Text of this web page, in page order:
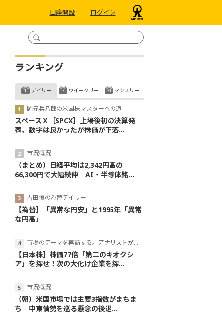
口座開設 ログイン
ランキング
デイリー
岡元兵八郎の米国株マスターへの道
スペースＸ［SPCX］上場後初の決算発
表、数字は良かったが株価が下落...
市況概況
（まとめ）日経平均は2,342円高の
66,300円で大幅続伸 AI・半導体銘...
吉田恒の為替デイリー
【為替】「異常な円安」と1995年「異常
な円高」
市場のテーマを再訪する。アナリストが読み解くテーマの本質
【日本株】株価77倍「第二のキオクシ
ア」を探せ！次の大化け企業を探...
市況概況
（朝）米国市場では主要3指数がまちま
ち 中東情勢を巡る懸念の後退...
ウイークリー マンスリー